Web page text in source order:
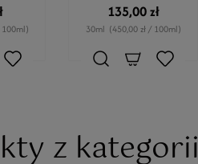
100ml)
135,00 zł
30ml (450,00 zł / 100ml)
z kategorii